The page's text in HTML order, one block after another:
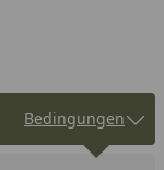
Bedingungen